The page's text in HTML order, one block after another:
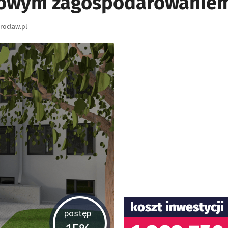
postęp: koszt inwestycji